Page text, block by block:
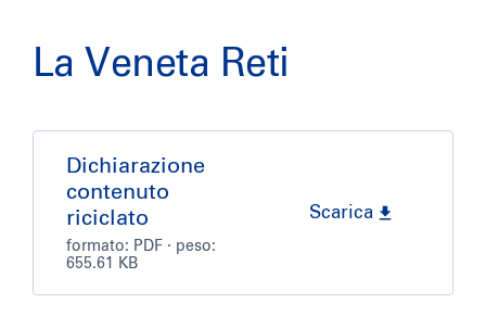
La Veneta Reti
Dichiarazione
contenuto
riciclato
formato: PDF · peso:
655.61 KB
Scarica